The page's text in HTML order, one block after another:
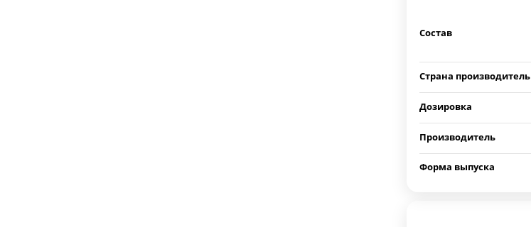
Состав
Страна производитель
Дозировка
Производитель
Форма выпуска